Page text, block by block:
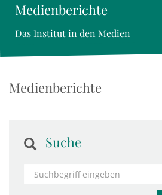
Medienberichte
Das Institut in den Medien
Medienberichte
Suche